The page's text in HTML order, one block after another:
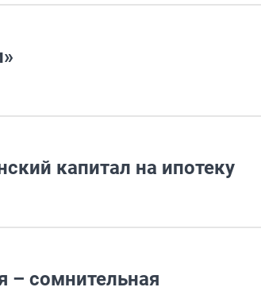
капитал на ипотеку
– сомнительная